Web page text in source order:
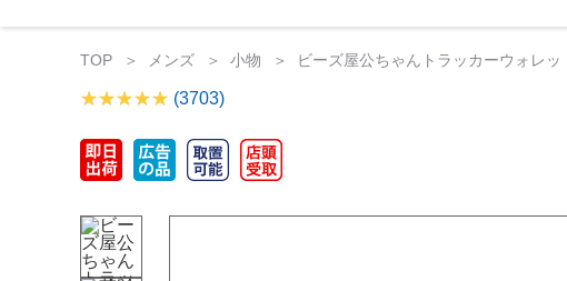
TOP メンズ 小物 ビーズ屋公ちゃんトラッカーウォレ
(3703)